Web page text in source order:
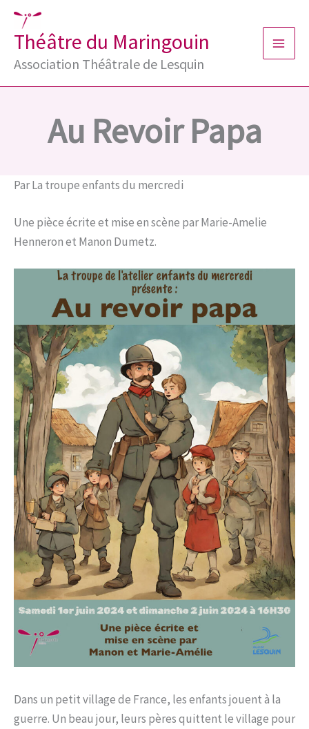
Aller
contenu
Théâtre du Maringouin
Association Théâtrale de Lesquin
Au Revoir Papa
ParLa troupe enfants du mercredi
Une pièce écrite et mise en scène par Marie-Amelie
Henneron et Manon Dumetz.
Dans un petit village de France, les enfants jouent à la
guerre. Un beau jour, leurs pères quittent le village pour